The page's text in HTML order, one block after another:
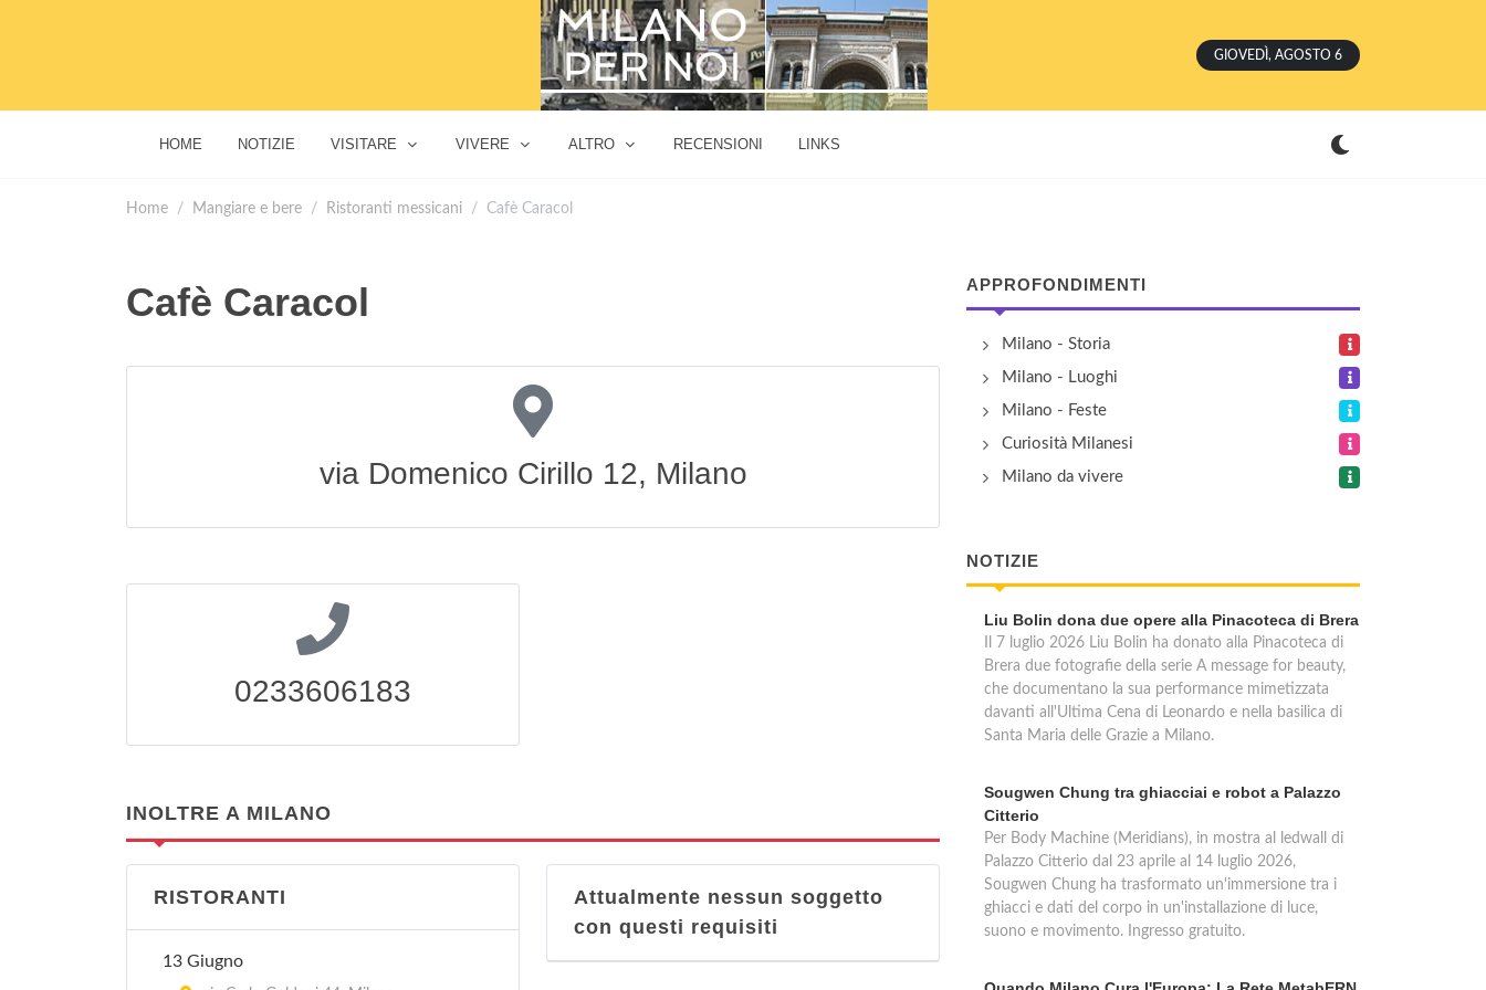
GIOVEDÌ, AGOSTO 6
HOME NOTIZIE VISITARE VIVERE ALTRO RECENSIONI LINKS
Home Mangiare e bere Ristoranti messicani Cafè Caracol
Cafè Caracol
via Domenico Cirillo 12, Milano
0233606183
INOLTRE A MILANO
RISTORANTI
13 Giugno
Attualmente nessun soggetto
con questi requisiti
APPROFONDIMENTI
Milano - Storia
Milano - Luoghi
Milano - Feste
Curiosità Milanesi
Milano da vivere
NOTIZIE
Liu Bolin dona due opere alla Pinacoteca di Brera
Il 7 luglio 2026 Liu Bolin ha donato alla Pinacoteca di
Brera due fotografie della serie A message for beauty,
che documentano la sua performance mimetizzata
davanti all'Ultima Cena di Leonardo e nella basilica di
Santa Maria delle Grazie a Milano.
Sougwen Chung tra ghiacciai e robot a Palazzo
Citterio
Per Body Machine (Meridians), in mostra al ledwall di
Palazzo Citterio dal 23 aprile al 14 luglio 2026,
Sougwen Chung ha trasformato un'immersione tra i
ghiacci e dati del corpo in un'installazione di luce,
suono e movimento. Ingresso gratuito.